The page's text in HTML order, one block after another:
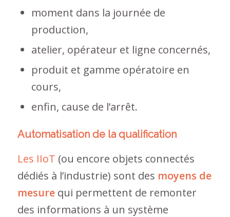
moment dans la journée de
production,
atelier, opérateur et ligne concernés,
produit et gamme opératoire en
cours,
enfin, cause de l’arrêt.
Automatisation de la qualification
Les IIoT (ou encore objets connectés
dédiés à l’industrie) sont des moyens de
mesurequi permettent de remonter
des informations à un système